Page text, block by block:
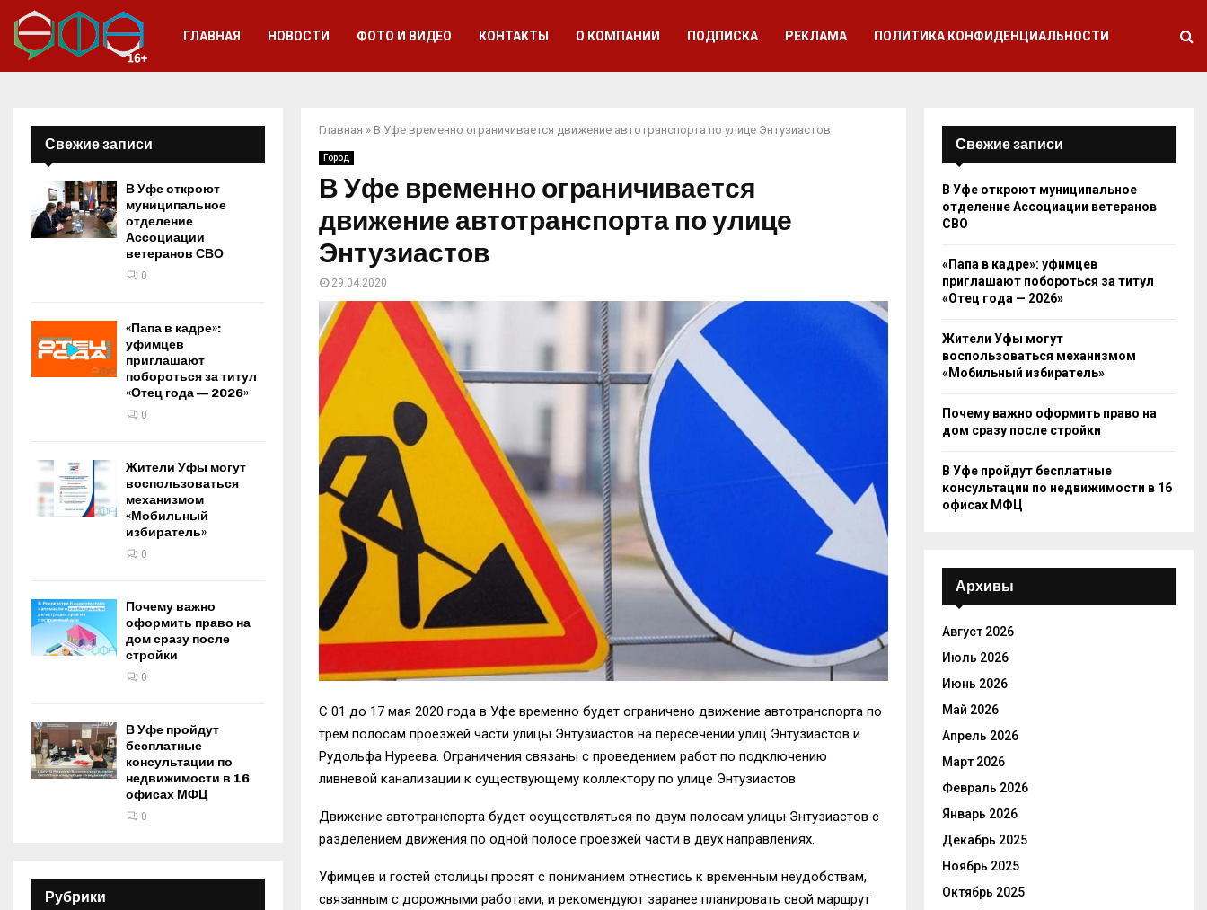
ГЛАВНАЯ НОВОСТИ ФОТО И ВИДЕО КОНТАКТЫ О КОМПАНИИ ПОДПИСКА РЕКЛАМА ПОЛИТИКА КОНФИДЕНЦИАЛЬНОСТИ
Главная » В Уфе временно ограничивается движение автотранспорта по улице Энтузиастов
Город
В Уфе временно ограничивается
движение автотранспорта по улице
Энтузиастов
29.04.2020
С 01 до 17 мая 2020 года в Уфе временно будет ограничено движение автотранспорта по
трем полосам проезжей части улицы Энтузиастов на пересечении улиц Энтузиастов и
Рудольфа Нуреева. Ограничения связаны с проведением работ по подключению
ливневой канализации к существующему коллектору по улице Энтузиастов.
Движение автотранспорта будет осуществляться по двум полосам улицы Энтузиастов с
разделением движения по одной полосе проезжей части в двух направлениях.
Уфимцев и гостей столицы просят с пониманием отнестись к временным неудобствам,
связанным с дорожными работами, и рекомендуют заранее планировать свой маршрут
Свежие записи
В Уфе откроют
муниципальное
отделение
Ассоциации
ветеранов СВО
0
«Папа в кадре»:
уфимцев
приглашают
побороться за титул
«Отец года — 2026»
0
Жители Уфы могут
воспользоваться
механизмом
«Мобильный
избиратель»
0
Почему важно
оформить право на
дом сразу после
стройки
0
В Уфе пройдут
бесплатные
консультации по
недвижимости в 16
офисах МФЦ
0
Рубрики
Свежие записи
В Уфе откроют муниципальное
отделение Ассоциации ветеранов
СВО
«Папа в кадре»: уфимцев
приглашают побороться за титул
«Отец года — 2026»
Жители Уфы могут
воспользоваться механизмом
«Мобильный избиратель»
Почему важно оформить право на
дом сразу после стройки
В Уфе пройдут бесплатные
консультации по недвижимости в 16
офисах МФЦ
Архивы
Август 2026
Июль 2026
Июнь 2026
Май 2026
Апрель 2026
Март 2026
Февраль 2026
Январь 2026
Декабрь 2025
Ноябрь 2025
Октябрь 2025